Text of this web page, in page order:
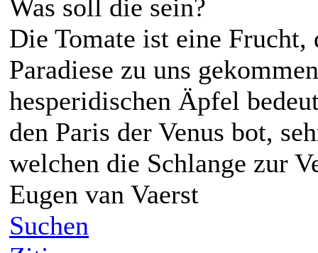
Was soll die sein?
Die Tomate ist eine
Paradiese zu uns
hesperidischen Äpfel
den Paris der Venus bot,
welchen die Schlange zur
Eugen van Vaerst
Suchen